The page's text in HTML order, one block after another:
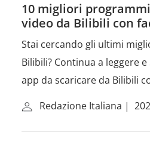
10 migliori
video da Bilibili con
Stai cercando gli ultimi
Bilibili? Continua a leggere
app da scaricare da Bilibili
Redazione Italiana |